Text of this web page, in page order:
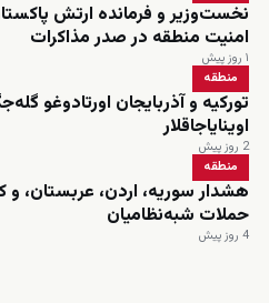
نخست‌وزیر و فرمانده ارتش
امنیت منطقه در صدر مذاکرات
۱ روز پیش
منطقه
تورکیه و آذربایجان اورتادوغو
اوینایاجاقلار
2 روز پیش
منطقه
هشدار سوریه، اردن، عربستان، و
حملات شبه‌نظامیان
4 روز پیش